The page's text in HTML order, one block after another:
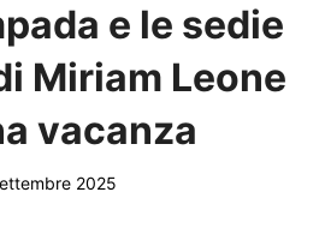
e le sedie
Miriam Leone
vacanza
2025